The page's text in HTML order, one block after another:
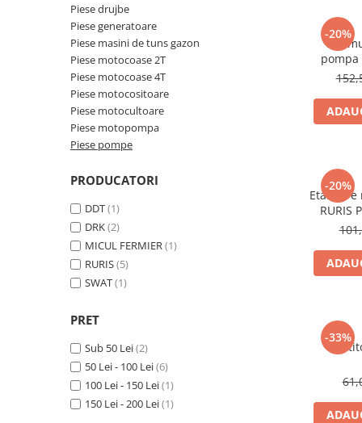
Fierastraie electrice cu lant
Motofierastraie pe benzina
Accesorii pompe
Aparat de spalat
Atomizoare
Motopompe
Pompe apa menajera
Pompe de stropit
Pompe de suprafata
Pompe submersibile
Accesorii pentru sudura
Aparat de sudura
Agro & Zootehnie
Aeroterme
Piese drujbe
Piese generatoare
Piese masini de tuns gazon
Piese motocoase 2T
Piese motocoase 4T
Piese motocositoare
Piese motocultoare
Piese motopompa
Piese pompe
PRODUCATORI
DDT(1)
DRK(2)
MICUL FERMIER(1)
RURIS(5)
SWAT(1)
PRET
Sub 50 Lei(2)
50 Lei - 100 Lei(6)
100 Lei - 150 Lei(1)
150 Lei - 200 Lei(1)
-20%
-20%
Etansare
RURIS
-33%